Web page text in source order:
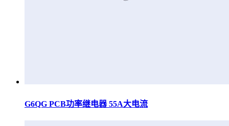
G6QG PCB功率继电器 55A大电流